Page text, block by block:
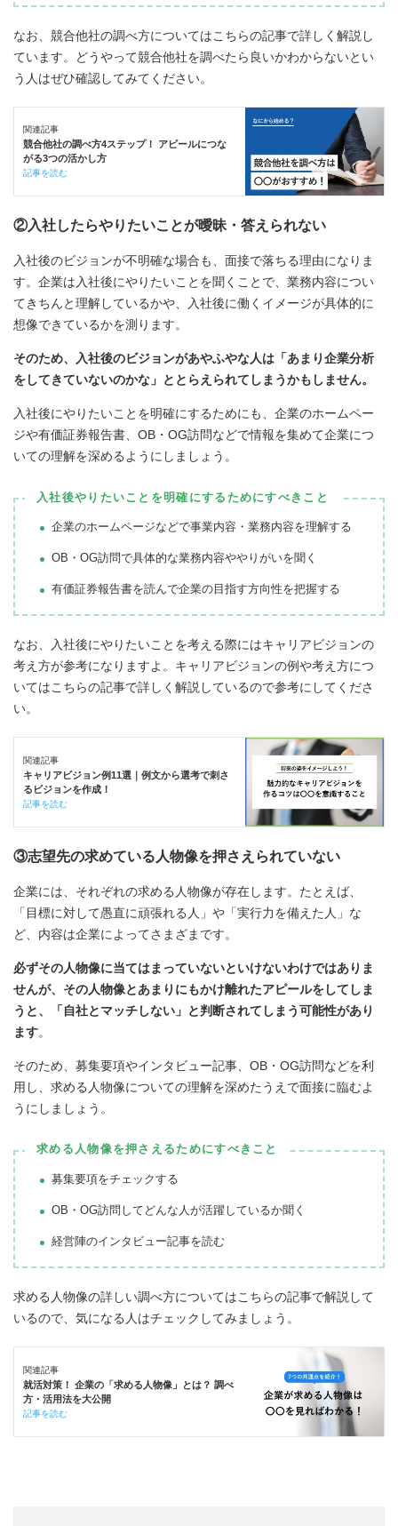
なお、競合他社の調べ方についてはこちらの記事で詳しく解説し
ています。どうやって競合他社を調べたら良いかわからないとい
う人はぜひ確認してみてください。
関連記事
競合他社の調べ方4ステップ！ アピールにつな
がる3つの活かし方
記事を読む
②入社したらやりたいことが曖昧・答えられない
入社後のビジョンが不明確な場合も、面接で落ちる理由になりま
す。企業は入社後にやりたいことを聞くことで、業務内容につい
てきちんと理解しているかや、入社後に働くイメージが具体的に
想像できているかを測ります。
そのため、入社後のビジョンがあやふやな人は「あまり企業分析
をしてきていないのかな」ととらえられてしまうかもしません。
入社後にやりたいことを明確にするためにも、企業のホームペー
ジや有価証券報告書、OB・OG訪問などで情報を集めて企業につ
いての理解を深めるようにしましょう。
入社後やりたいことを明確にするためにすべきこと
企業のホームページなどで事業内容・業務内容を理解する
OB・OG訪問で具体的な業務内容ややりがいを聞く
有価証券報告書を読んで企業の目指す方向性を把握する
なお、入社後にやりたいことを考える際にはキャリアビジョンの
考え方が参考になりますよ。キャリアビジョンの例や考え方につ
いてはこちらの記事で詳しく解説しているので参考にしてくださ
い。
関連記事
キャリアビジョン例11選｜例文から選考で刺さ
るビジョンを作成！
記事を読む
③志望先の求めている人物像を押さえられていない
企業には、それぞれの求める人物像が存在します。たとえば、
「目標に対して愚直に頑張れる人」や「実行力を備えた人」な
ど、内容は企業によってさまざまです。
必ずその人物像に当てはまっていないといけないわけではありま
せんが、その人物像とあまりにもかけ離れたアピールをしてしま
うと、「自社とマッチしない」と判断されてしまう可能性があり
ます。
そのため、募集要項やインタビュー記事、OB・OG訪問などを利
用し、求める人物像についての理解を深めたうえで面接に臨むよ
うにしましょう。
求める人物像を押さえるためにすべきこと
募集要項をチェックする
OB・OG訪問してどんな人が活躍しているか聞く
経営陣のインタビュー記事を読む
求める人物像の詳しい調べ方についてはこちらの記事で解説して
いるので、気になる人はチェックしてみましょう。
関連記事
就活対策！ 企業の「求める人物像」とは？ 調べ
方・活用法を大公開
記事を読む